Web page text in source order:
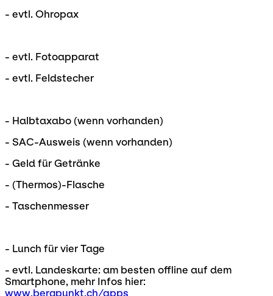
- evtl. Ohropax
- evtl. Fotoapparat
- evtl. Feldstecher
- Halbtaxabo (wenn vorhanden)
- SAC-Ausweis (wenn vorhanden)
- Geld für Getränke
- (Thermos)-Flasche
- Taschenmesser
- Lunch für vier Tage
- evtl. Landeskarte: am besten offline auf dem
Smartphone, mehr Infos hier:
www.bergpunkt.ch/apps